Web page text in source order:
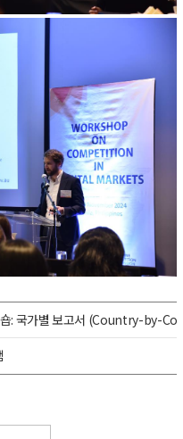
숍: 국가별 보고서 (Country-by-